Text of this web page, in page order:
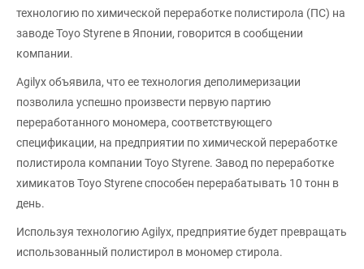
технологию по химической переработке полистирола (ПС) на
заводе Toyo Styrene в Японии, говорится в сообщении
компании.
Agilyx объявила, что ее технология деполимеризации
позволила успешно произвести первую партию
переработанного мономера, соответствующего
спецификации, на предприятии по химической переработке
полистирола компании Toyo Styrene. Завод по переработке
химикатов Toyo Styrene способен перерабатывать 10 тонн в
день.
Используя технологию Agilyx, предприятие будет превращать
использованный полистирол в мономер стирола.